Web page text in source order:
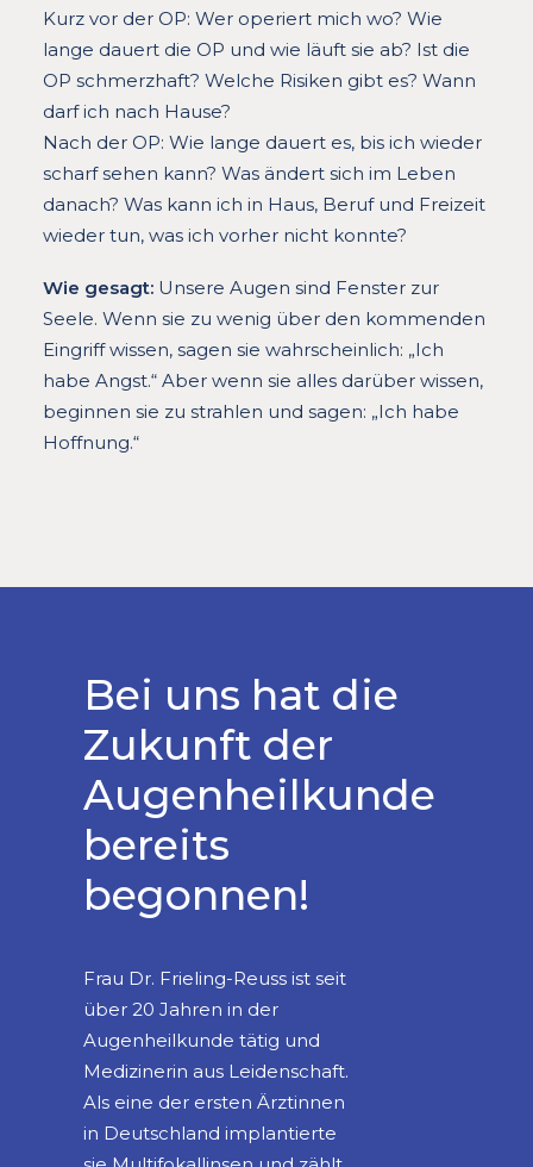
Kurz vor der OP: Wer operiert mich wo? Wie
lange dauert die OP und wie läuft sie ab? Ist die
OP schmerzhaft? Welche Risiken gibt es? Wann
darf ich nach Hause?
Nach der OP: Wie lange dauert es, bis ich wieder
scharf sehen kann? Was ändert sich im Leben
danach? Was kann ich in Haus, Beruf und Freizeit
wieder tun, was ich vorher nicht konnte?
Wie gesagt: Unsere Augen sind Fenster zur
Seele. Wenn sie zu wenig über den kommenden
Eingriff wissen, sagen sie wahrscheinlich: „Ich
habe Angst.“ Aber wenn sie alles darüber wissen,
beginnen sie zu strahlen und sagen: „Ich habe
Hoffnung.“
Bei uns hat die
Zukunft der
Augenheilkunde
bereits
begonnen!
Frau Dr. Frieling-Reuss ist seit
über 20 Jahren in der
Augenheilkunde tätig und
Medizinerin aus Leidenschaft.
Als eine der ersten Ärztinnen
in Deutschland implantierte